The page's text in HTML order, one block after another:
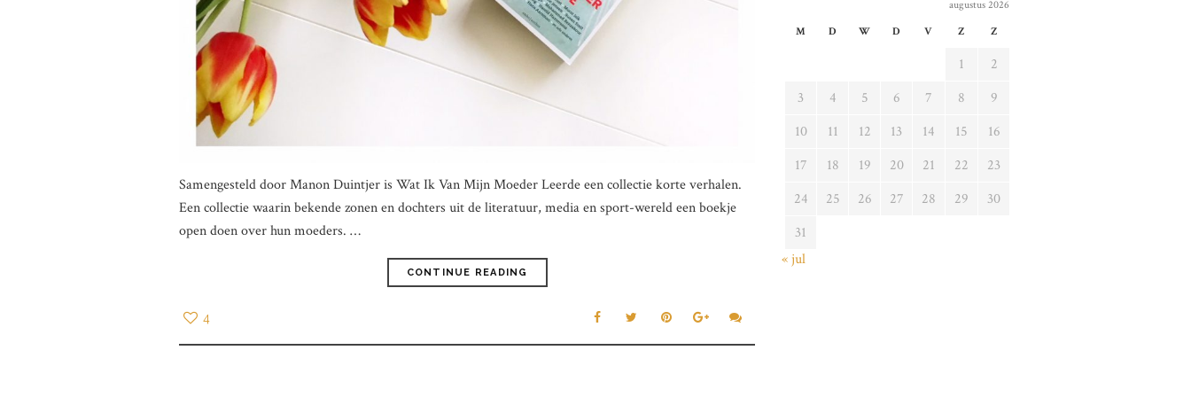
Samengesteld door Manon Duintjer is Wat Ik Van Mijn Moeder Leerde een collectie korte verhalen.
Een collectie waarin bekende zonen en dochters uit de literatuur, media en sport-wereld een boekje
open doen over hun moeders. …
CONTINUE READING
4
augustus 2026
M
D W D V Z Z
1
2
3
4 5 6 7 8
9
10
11 12 13 14 15
16
17
18 19 20 21 22
23
24
25 26 27 28 29
30
31
« jul